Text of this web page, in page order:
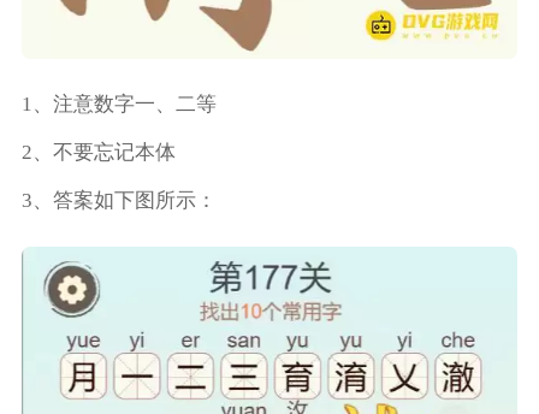
1、注意数字一、二等
2、不要忘记本体
3、答案如下图所示：